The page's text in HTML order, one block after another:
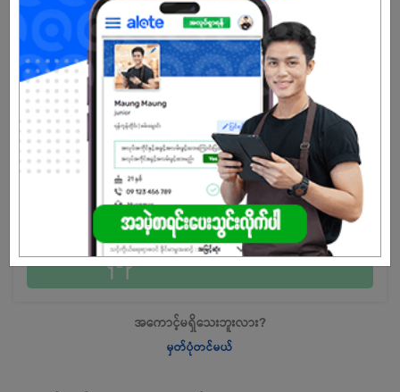
အလုပ်လျှောက်ရန် ဒီနေရာကို နှိပ်ပါ
အကောင့်မရှိသေးဘူးလား?
မှတ်ပုံတင်မယ်